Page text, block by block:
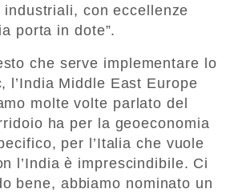
con eccellenze
porta in dote”.
che serve implementare lo
l’India Middle East Europe
molte volte parlato del
ha per la geoeconomia
per l’Italia che vuole
l’India è imprescindibile. Ci
bene, abbiamo nominato un